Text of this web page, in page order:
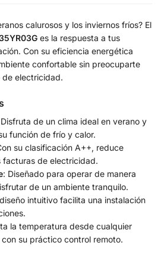
calurosos y los inviernos fríos? El
es la respuesta a tus
Con su eficiencia energética
confortable sin preocuparte
de electricidad.
de un clima ideal en verano y
función de frío y calor.
su clasificación A++, reduce
facturas de electricidad.
: Diseñado para operar de manera
de un ambiente tranquilo.
intuitivo facilita una instalación
la temperatura desde cualquier
su práctico control remoto.